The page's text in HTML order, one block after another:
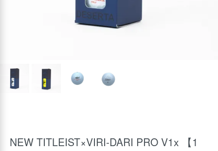
NEW TITLEIST×VIRI-DARI PRO V1x 【1